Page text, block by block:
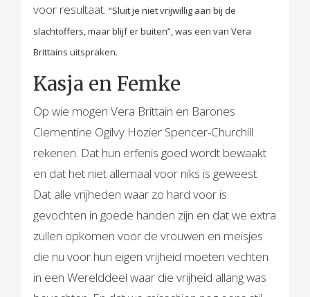
voor resultaat.“Sluit je niet vrijwillig aan bij de
slachtoffers, maar blijf er buiten”, was een van Vera
Brittains uitspraken.
Kasja en Femke
Op wie mogen Vera Brittain en Barones
Clementine Ogilvy Hozier Spencer-Churchill
rekenen. Dat hun erfenis goed wordt bewaakt
en dat het niet allemaal voor niks is geweest.
Dat alle vrijheden waar zo hard voor is
gevochten in goede handen zijn en dat we extra
zullen opkomen voor de vrouwen en meisjes
die nu voor hun eigen vrijheid moeten vechten
in een Werelddeel waar die vrijheid allang was